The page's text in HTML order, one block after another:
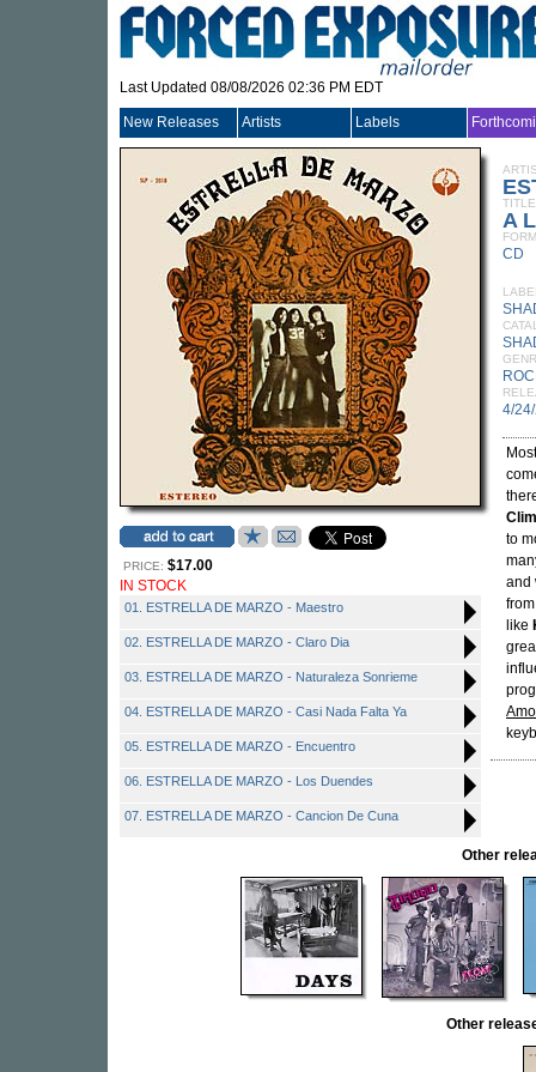
Last Updated 08/08/2026 02:36 PM EDT
New Releases Artists Labels
PRICE: $17.00
IN STOCK
01. ESTRELLA DE MARZO - Maestro
02. ESTRELLA DE MARZO - Claro Dia
03. ESTRELLA DE MARZO - Naturaleza Sonrieme
04. ESTRELLA DE MARZO - Casi Nada Falta Ya
05. ESTRELLA DE MARZO - Encuentro
06. ESTRELLA DE MARZO - Los Duendes
07. ESTRELLA DE MARZO - Cancion De Cuna
TITLE
A
CD
4/
to
and
like
Other
Other